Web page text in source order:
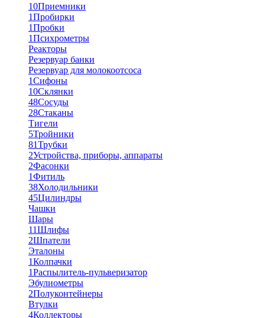
10Приемники
1Пробирки
1Пробки
1Психрометры
Реакторы
Резервуар банки
Резервуар для молокоотсоса
1Сифоны
10Склянки
48Сосуды
28Стаканы
Тигели
5Тройники
81Трубки
2Устройства, приборы, аппараты
2Фасонки
1Фитиль
38Холодильники
45Цилиндры
Чашки
Шары
11Шлифы
2Шпатели
Эталоны
1Колпачки
1Распылитель-пульверизатор
Эбулиометры
2Полуконтейнеры
Втулки
4Коллекторы